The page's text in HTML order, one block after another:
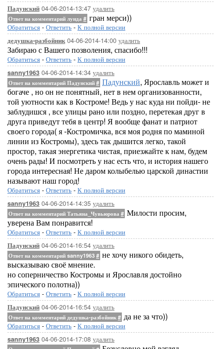
Падунский 04-06-2014-13:47 удалить
Ответ на комментарий луида # гран мерси))
Обратиться - Ответить - К полной версии
дедушка-разбойник04-06-2014-14:00 удалить
Забираю с Вашего позволения, спасибо!!!
Обратиться - Ответить - К полной версии
sanny1963 04-06-2014-14:34 удалить
Ответ на комментарий Падунский # Падунский, Ярославль может и
богаче , но он не понятный, нет в нем организованности,
той уютности как в Костроме! Ведь у нас куда ни пойди- не
заблудишся , все улицы рано или поздно, перетекая друг в
друга приведут тебя в центр! Я вообще фанат и патриот
своего города( я -Костромичка, вся моя родня по маминой
линии из Костромы), здесь так дышится легко, такой
простор, такая энергетика чистая, приезжайте к нам, будем
очень рады! И посмотреть у нас есть что, и история нашего
города интересная! Не даром колыбелью царской династии
называют наш город!
Обратиться - Ответить - К полной версии
sanny1963 04-06-2014-14:35 удалить
Ответ на комментарий Татьяна_Чувьюрова # Милости просим,
уверена Вам понравится!
Обратиться - Ответить - К полной версии
Падунский 04-06-2014-16:54 удалить
Ответ на комментарий sanny1963 # не хочу никого обидеть,
высказываю своё мнение.
но соперничество Костромы и Ярославля достойно
эпического полотна))
Обратиться - Ответить - К полной версии
Падунский 04-06-2014-16:54 удалить
Ответ на комментарий дедушка-разбойник # да не за что))
Обратиться - Ответить - К полной версии
sanny1963 04-06-2014-17:08 удалить